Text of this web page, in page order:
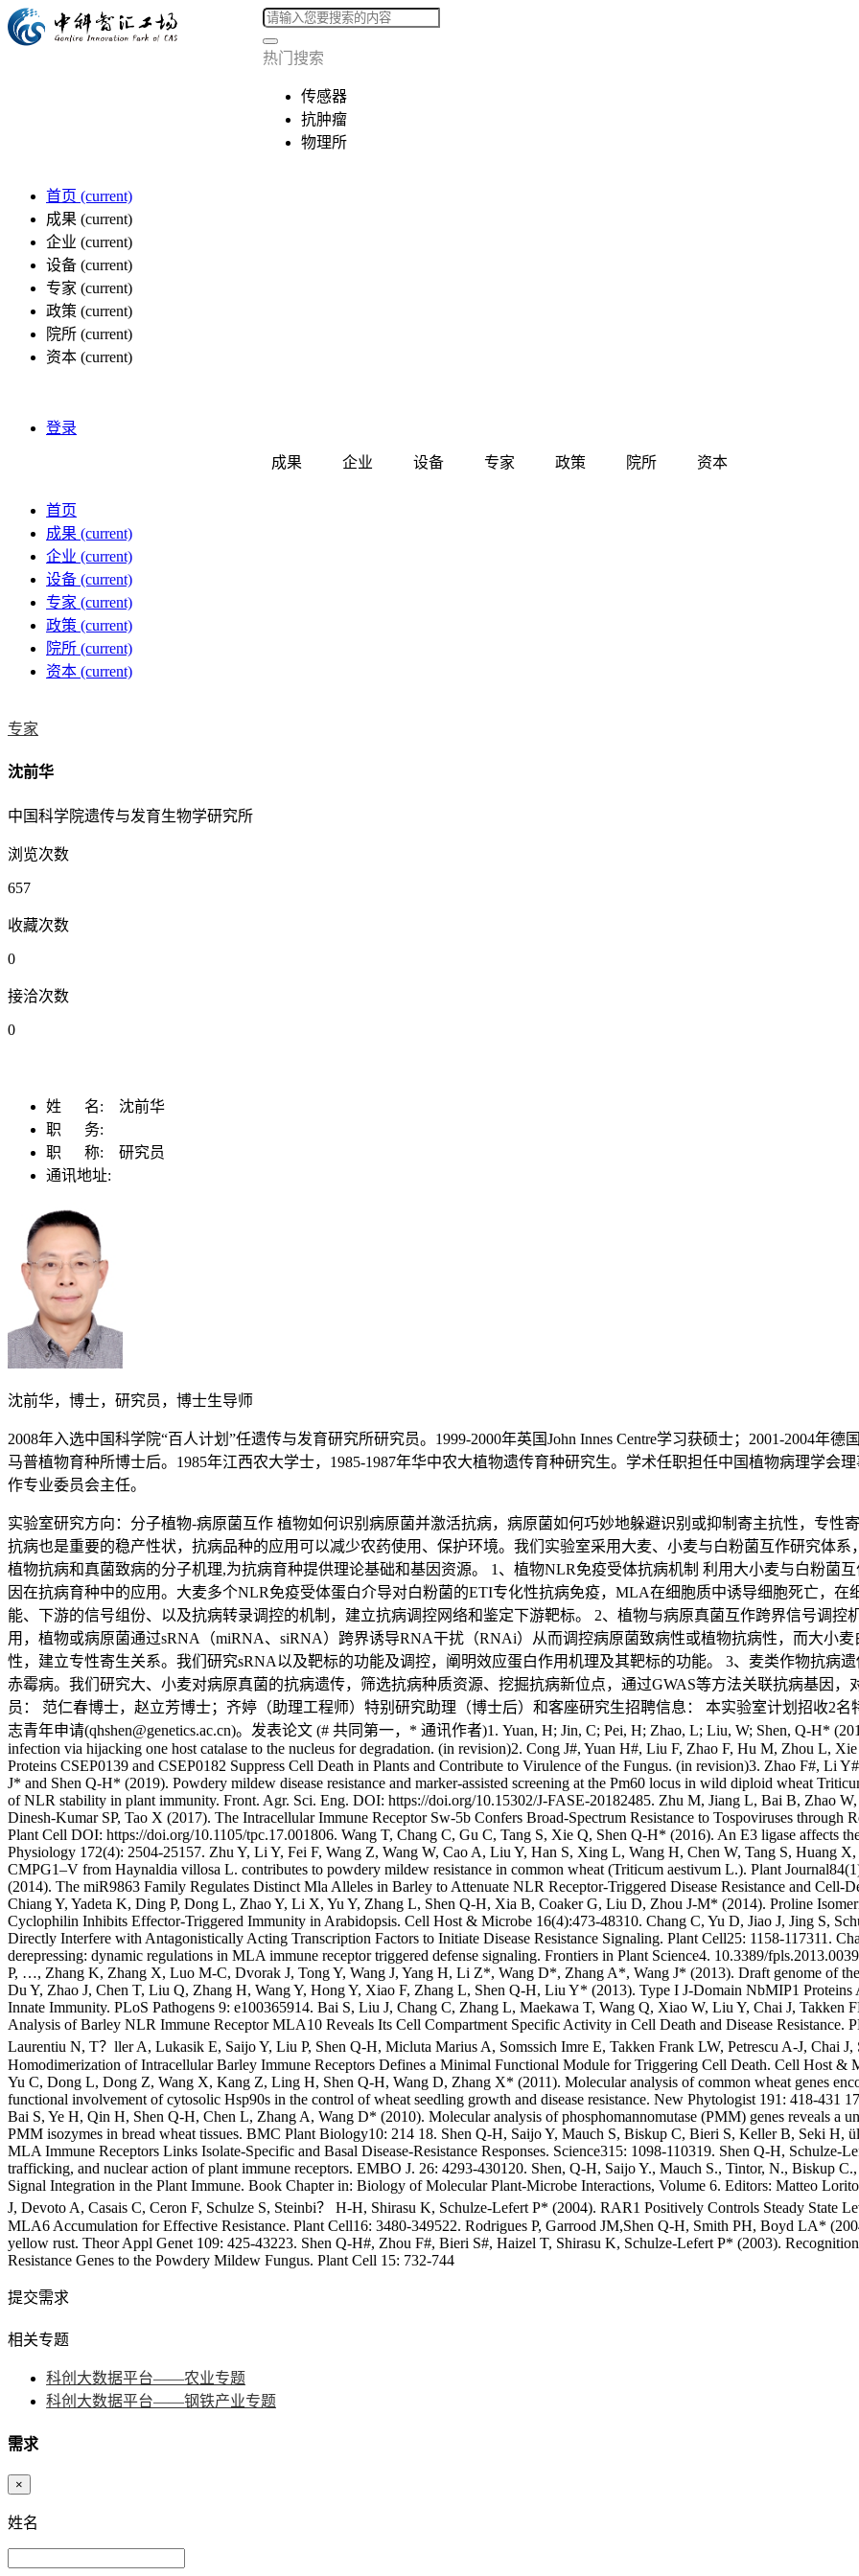
热门搜索
传感器
抗肿瘤
物理所
首页 (current)
成果 (current)
企业 (current)
设备 (current)
专家 (current)
政策 (current)
院所 (current)
资本 (current)
登录
成果 企业 设备 专家 政策 院所 资本
首页
成果 (current)
企业 (current)
设备 (current)
专家 (current)
政策 (current)
院所 (current)
资本 (current)
专家
沈前华
中国科学院遗传与发育生物学研究所
浏览次数
657
收藏次数
0
接洽次数
0
姓 名: 沈前华
职 务:
职 称: 研究员
通讯地址:
沈前华，博士，研究员，博士生导师
2008年入选中国科学院“百人计划”任遗传与发育研究所研究员。1999-2000年英国John Innes Centre学习获硕士；2001-2004年
马普植物育种所博士后。1985年江西农大学士，1985-1987年华中农大植物遗传育种研究生。学术任职担任中国植物病理学会
作专业委员会主任。
实验室研究方向：分子植物-病原菌互作 植物如何识别病原菌并激活抗病，病原菌如何巧妙地躲避识别或抑制寄主抗性，专性
抗病也是重要的稳产性状，抗病品种的应用可以减少农药使用、保护环境。我们实验室采用大麦、小麦与白粉菌互作研究体
植物抗病和真菌致病的分子机理,为抗病育种提供理论基础和基因资源。 1、植物NLR免疫受体抗病机制 利用大小麦与白粉菌
因在抗病育种中的应用。大麦多个NLR免疫受体蛋白介导对白粉菌的ETI专化性抗病免疫，MLA在细胞质中诱导细胞死亡，
能、下游的信号组份、以及抗病转录调控的机制，建立抗病调控网络和鉴定下游靶标。 2、植物与病原真菌互作跨界信号调
用，植物或病原菌通过sRNA（miRNA、siRNA）跨界诱导RNA干扰（RNAi）从而调控病原菌致病性或植物抗病性，而大小
性，建立专性寄生关系。我们研究sRNA以及靶标的功能及调控，阐明效应蛋白作用机理及其靶标的功能。 3、麦类作物抗病
赤霉病。我们研究大、小麦对病原真菌的抗病遗传，筛选抗病种质资源、挖掘抗病新位点，通过GWAS等方法关联抗病基因
员： 范仁春博士，赵立芳博士；齐婷（助理工程师）特别研究助理（博士后）和客座研究生招聘信息： 本实验室计划招收2
志青年申请(qhshen@genetics.ac.cn)。发表论文 (# 共同第一，* 通讯作者)1. Yuan, H; Jin, C; Pei, H; Zhao, L; Liu, W; Shen, Q-H*
infection via hijacking one host catalase to the nucleus for degradation. (in revision)2. Cong J#, Yuan H#, Liu F, Zhao F, Hu M, Zhou L,
Proteins CSEP0139 and CSEP0182 Suppress Cell Death in Plants and Contribute to Virulence of the Fungus. (in revision)3. Zhao F#, Li
J* and Shen Q-H* (2019). Powdery mildew disease resistance and marker-assisted screening at the Pm60 locus in wild diploid wheat
of NLR stability in plant immunity. Front. Agr. Sci. Eng. DOI: https://doi.org/10.15302/J-FASE-20182485. Zhu M, Jiang L, Bai B, Zhao
Dinesh-Kumar SP, Tao X (2017). The Intracellular Immune Receptor Sw-5b Confers Broad-Spectrum Resistance to Tospoviruses
Plant Cell DOI: https://doi.org/10.1105/tpc.17.001806. Wang T, Chang C, Gu C, Tang S, Xie Q, Shen Q-H* (2016). An E3 ligase affects
Physiology 172(4): 2504-25157. Zhu Y, Li Y, Fei F, Wang Z, Wang W, Cao A, Liu Y, Han S, Xing L, Wang H, Chen W, Tang S, Huang
CMPG1–V from Haynaldia villosa L. contributes to powdery mildew resistance in common wheat (Triticum aestivum L.). Plant
(2014). The miR9863 Family Regulates Distinct Mla Alleles in Barley to Attenuate NLR Receptor-Triggered Disease Resistance and
Chiang Y, Yadeta K, Ding P, Dong L, Zhao Y, Li X, Yu Y, Zhang L, Shen Q-H, Xia B, Coaker G, Liu D, Zhou J-M* (2014). Proline
Cyclophilin Inhibits Effector-Triggered Immunity in Arabidopsis. Cell Host & Microbe 16(4):473-48310. Chang C, Yu D, Jiao J, Jing S,
Directly Interfere with Antagonistically Acting Transcription Factors to Initiate Disease Resistance Signaling. Plant Cell25: 1158-117311.
derepressing: dynamic regulations in MLA immune receptor triggered defense signaling. Frontiers in Plant Science4. 10.3389/
P, …, Zhang K, Zhang X, Luo M-C, Dvorak J, Tong Y, Wang J, Yang H, Li Z*, Wang D*, Zhang A*, Wang J* (2013). Draft genome of
Du Y, Zhao J, Chen T, Liu Q, Zhang H, Wang Y, Hong Y, Xiao F, Zhang L, Shen Q-H, Liu Y* (2013). Type I J-Domain NbMIP1
Innate Immunity. PLoS Pathogens 9: e100365914. Bai S, Liu J, Chang C, Zhang L, Maekawa T, Wang Q, Xiao W, Liu Y, Chai J, Takken
Analysis of Barley NLR Immune Receptor MLA10 Reveals Its Cell Compartment Specific Activity in Cell Death and Disease Resistance.
Laurentiu N, T？ller A, Lukasik E, Saijo Y, Liu P, Shen Q-H, Micluta Marius A, Somssich Imre E, Takken Frank LW, Petrescu A-J, Chai
Homodimerization of Intracellular Barley Immune Receptors Defines a Minimal Functional Module for Triggering Cell Death. Cell Host
Yu C, Dong L, Dong Z, Wang X, Kang Z, Ling H, Shen Q-H, Wang D, Zhang X* (2011). Molecular analysis of common wheat genes
functional involvement of cytosolic Hsp90s in the control of wheat seedling growth and disease resistance. New Phytologist 191: 418-
Bai S, Ye H, Qin H, Shen Q-H, Chen L, Zhang A, Wang D* (2010). Molecular analysis of phosphomannomutase (PMM) genes reveals a
PMM isozymes in bread wheat tissues. BMC Plant Biology10: 214 18. Shen Q-H, Saijo Y, Mauch S, Biskup C, Bieri S, Keller B, Seki
MLA Immune Receptors Links Isolate-Specific and Basal Disease-Resistance Responses. Science315: 1098-110319. Shen Q-H, Schulze-
trafficking, and nuclear action of plant immune receptors. EMBO J. 26: 4293-430120. Shen, Q-H, Saijo Y., Mauch S., Tintor, N., Biskup
Signal Integration in the Plant Immune. Book Chapter in: Biology of Molecular Plant-Microbe Interactions, Volume 6. Editors: Matteo
J, Devoto A, Casais C, Ceron F, Schulze S, Steinbi？ H-H, Shirasu K, Schulze-Lefert P* (2004). RAR1 Positively Controls Steady State
MLA6 Accumulation for Effective Resistance. Plant Cell16: 3480-349522. Rodrigues P, Garrood JM,Shen Q-H, Smith PH, Boyd LA*
yellow rust. Theor Appl Genet 109: 425-43223. Shen Q-H#, Zhou F#, Bieri S#, Haizel T, Shirasu K, Schulze-Lefert P* (2003).
Resistance Genes to the Powdery Mildew Fungus. Plant Cell 15: 732-744
提交需求
相关专题
科创大数据平台——农业专题
科创大数据平台——钢铁产业专题
需求
×
姓名